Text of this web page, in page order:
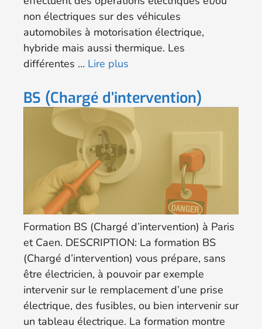
non électriques sur des véhicules
automobiles à motorisation électrique,
hybride mais aussi thermique. Les
différentes … Lire plus
BS (Chargé d’intervention)
Formation BS (Chargé d’intervention) à Paris
et Caen. DESCRIPTION: La formation BS
(Chargé d’intervention) vous prépare, sans
être électricien, à pouvoir par exemple
intervenir sur le remplacement d’une prise
électrique, des fusibles, ou bien intervenir sur
un tableau électrique. La formation montre